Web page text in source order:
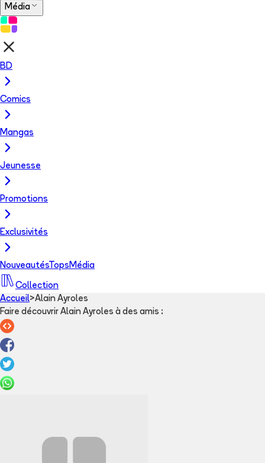
Média
BD
Comics
Mangas
Jeunesse
Promotions
Exclusivités
NouveautésTops Média
Collection
Accueil>Alain Ayroles
Faire découvrir Alain Ayroles à des amis :